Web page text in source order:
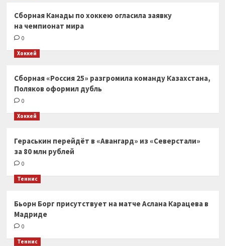
Сборная Канады по хоккею огласила заявку
на чемпионат мира
0
Хоккей
Сборная «Россия 25» разгромила команду Казахстана,
Поляков оформил дубль
0
Хоккей
Гераськин перейдёт в «Авангард» из «Северстали»
за 80 млн рублей
0
Теннис
Бьорн Борг присутствует на матче Аслана Карацева в
Мадриде
0
Теннис